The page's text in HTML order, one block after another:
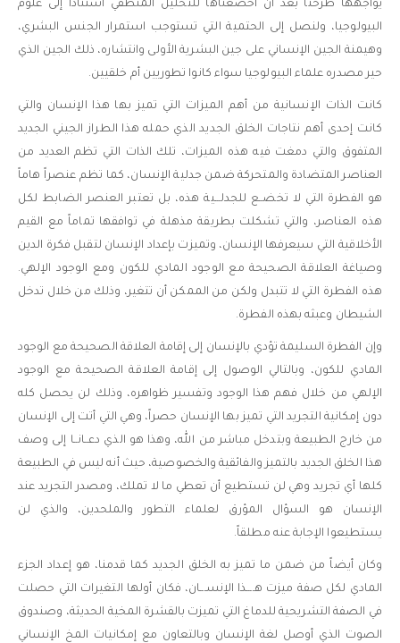
يواجهها طرحنا بعد أن أخضعناها للتحليل المنطقي استناداً إلى علوم
البيولوجيا، ولنصل إلى الحتمية التي تستوجب استمرار الجنس البشري،
وهيمنة الجين الإنساني على جين البشرية الأولى وانتشاره، ذلك الجين الذي
حير مصدره علماء البيولوجيا سواء كانوا تطوريين أم خلقيين.
كانت الذات الإنسانية من أهم الميزات التي تميز بها هذا الإنسان والتي
كانت إحدى أهم نتاجات الخلق الجديد الذي حمله هذا الطراز الجيني الجديد
المتفوق والتي دمغت فيه هذه الميزات، تلك الذات التي تظم العديد من
العناصر المتضادة والمتحركة ضمن جدلية الإنسان، كما تظم عنصراً هاماً
هو الفطرة التي لا تخضــع للجدلـــية هذه، بل تعتبر العنصر الضابط لكل
هذه العناصر، والتي تشكلت بطريقة مذهلة في توافقها تماماً مع القيم
الأخلاقية التي سيعرفها الإنسان، وتميزت بإعداد الإنسان لتقبل فكرة الدين
وصياغة العلاقة الصحيحة مع الوجود المادي للكون ومع الوجود الإلهي.
هذه الفطرة التي لا تتبدل ولكن من الممكن أن تتغير، وذلك من خلال تدخل
الشيطان وعبثه بهذه الفطرة.
وإن الفطرة السليمة تؤدي بالإنسان إلى إقامة العلاقة الصحيحة مع الوجود
المادي للكون، وبالتالي الوصول إلى إقامة العلاقة الصحيحة مع الوجود
الإلهي من خلال فهم هذا الوجود وتفسير ظواهره، وذلك لن يحصل كله
دون إمكانية التجريد التي تميز بها الإنسان حصراً، وهي التي أتت إلى الإنسان
من خارج الطبيعة وبتدخل مباشر من الله، وهذا هو الذي دعــانــا إلى وصف
هذا الخلق الجديد بالتميز والفائقية والخصوصية، حيث أنه ليس في الطبيعة
كلها أي تجريد وهي لن تستطيع أن تعطي ما لا تملك، ومصدر التجريد عند
الإنسان هو السؤال المؤرق لعلماء التطور والملحدين، والذي لن
يستطيعوا الإجابة عنه مطلقاً.
وكان أيضاً من ضمن ما تميز به الخلق الجديد كما قدمنا، هو إعداد الجزء
المادي لكل صفة ميزت هــــذا الإنســـان، فكان أولها التغيرات التي حصلت
في الصفة التشريحية للدماغ التي تميزت بالقشرة المخية الحديثة، وصندوق
الصوت الذي أوصل لغة الإنسان وبالتعاون مع إمكانيات المخ الإنساني